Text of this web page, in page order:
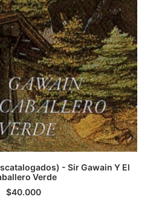
AL CARRITO
- Sir Gawain Y El
Verde
$40.000